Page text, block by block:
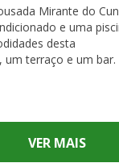
Mirante do
e uma
desta
terraço e um bar.
VER MAIS